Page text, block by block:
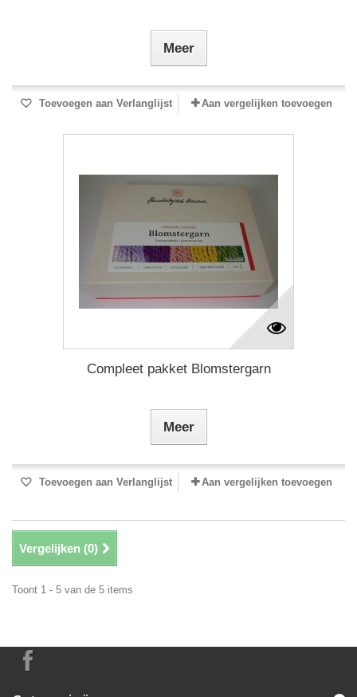
Meer
Toevoegen aan Verlanglijst Aan vergelijken toevoegen
Compleet pakket Blomstergarn
Meer
Toevoegen aan Verlanglijst Aan vergelijken toevoegen
Vergelijken (0)
Toont 1 - 5 van de 5 items